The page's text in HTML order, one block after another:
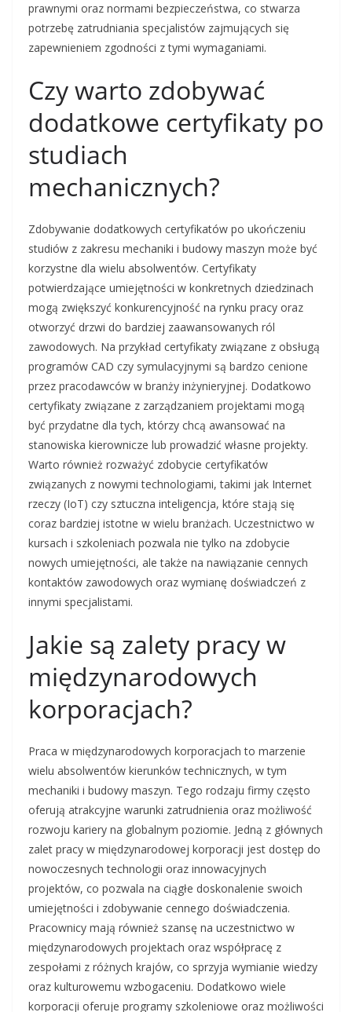
prawnymi oraz normami bezpieczeństwa, co stwarza
potrzebę zatrudniania specjalistów zajmujących się
zapewnieniem zgodności z tymi wymaganiami.
Czy warto zdobywać
dodatkowe certyfikaty po
studiach
mechanicznych?
Zdobywanie dodatkowych certyfikatów po ukończeniu
studiów z zakresu mechaniki i budowy maszyn może być
korzystne dla wielu absolwentów. Certyfikaty
potwierdzające umiejętności w konkretnych dziedzinach
mogą zwiększyć konkurencyjność na rynku pracy oraz
otworzyć drzwi do bardziej zaawansowanych ról
zawodowych. Na przykład certyfikaty związane z obsługą
programów CAD czy symulacyjnymi są bardzo cenione
przez pracodawców w branży inżynieryjnej. Dodatkowo
certyfikaty związane z zarządzaniem projektami mogą
być przydatne dla tych, którzy chcą awansować na
stanowiska kierownicze lub prowadzić własne projekty.
Warto również rozważyć zdobycie certyfikatów
związanych z nowymi technologiami, takimi jak Internet
rzeczy (IoT) czy sztuczna inteligencja, które stają się
coraz bardziej istotne w wielu branżach. Uczestnictwo w
kursach i szkoleniach pozwala nie tylko na zdobycie
nowych umiejętności, ale także na nawiązanie cennych
kontaktów zawodowych oraz wymianę doświadczeń z
innymi specjalistami.
Jakie są zalety pracy w
międzynarodowych
korporacjach?
Praca w międzynarodowych korporacjach to marzenie
wielu absolwentów kierunków technicznych, w tym
mechaniki i budowy maszyn. Tego rodzaju firmy często
oferują atrakcyjne warunki zatrudnienia oraz możliwość
rozwoju kariery na globalnym poziomie. Jedną z głównych
zalet pracy w międzynarodowej korporacji jest dostęp do
nowoczesnych technologii oraz innowacyjnych
projektów, co pozwala na ciągłe doskonalenie swoich
umiejętności i zdobywanie cennego doświadczenia.
Pracownicy mają również szansę na uczestnictwo w
międzynarodowych projektach oraz współpracę z
zespołami z różnych krajów, co sprzyja wymianie wiedzy
oraz kulturowemu wzbogaceniu. Dodatkowo wiele
korporacji oferuje programy szkoleniowe oraz możliwości